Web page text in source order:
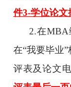
件3-学位论文
2.在MBA
在“我要毕业
评表及论文